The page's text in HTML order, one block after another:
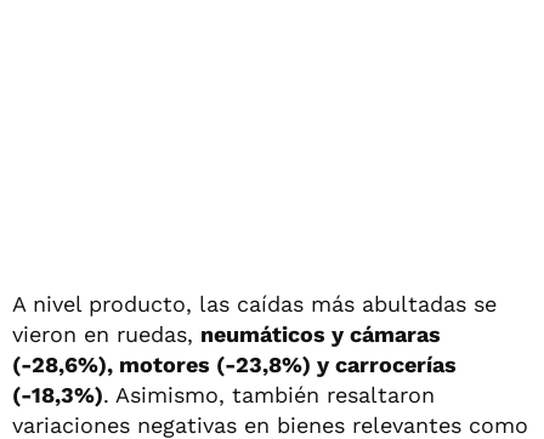
A nivel producto, las caídas más abultadas se
vieron en ruedas, neumáticos y cámaras
(-28,6%), motores (-23,8%) y carrocerías
(-18,3%). Asimismo, también resaltaron
variaciones negativas en bienes relevantes como